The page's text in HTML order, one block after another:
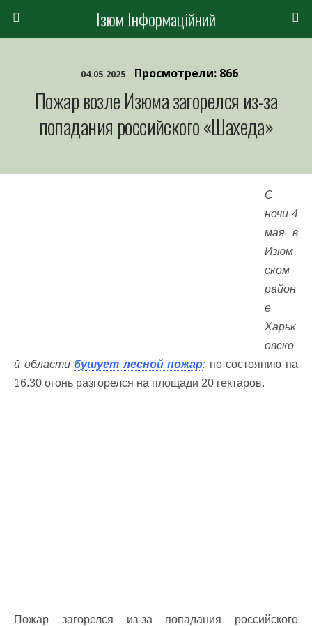
Ізюм Інформаційний
04.05.2025 Просмотрели: 866
Пожар возле Изюма загорелся из-за
попадания российского «Шахеда»
С
ночи 4
мая в
Изюм
ском
район
е
Харьк
овско
й областибушует лесной пожар: по состоянию на
16.30 огонь разгорелся на площади 20 гектаров.
Пожар загорелся из-за попадания российского